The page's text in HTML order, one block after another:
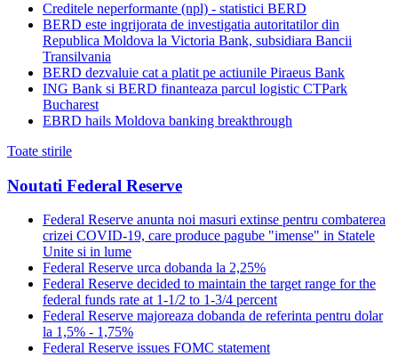
Creditele neperformante (npl) - statistici BERD
BERD este ingrijorata de investigatia autoritatilor din
Republica Moldova la Victoria Bank, subsidiara Bancii
Transilvania
BERD dezvaluie cat a platit pe actiunile Piraeus Bank
ING Bank si BERD finanteaza parcul logistic CTPark
Bucharest
EBRD hails Moldova banking breakthrough
Toate stirile
Noutati Federal Reserve
Federal Reserve anunta noi masuri extinse pentru combaterea
crizei COVID-19, care produce pagube "imense" in Statele
Unite si in lume
Federal Reserve urca dobanda la 2,25%
Federal Reserve decided to maintain the target range for the
federal funds rate at 1-1/2 to 1-3/4 percent
Federal Reserve majoreaza dobanda de referinta pentru dolar
la 1,5% - 1,75%
Federal Reserve issues FOMC statement